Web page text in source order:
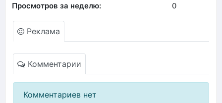
Просмотров за неделю:
0
Реклама
Комментарии
Комментариев нет